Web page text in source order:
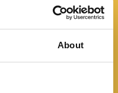
About